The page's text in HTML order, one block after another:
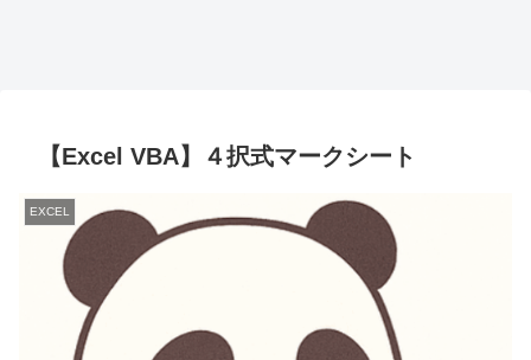
【Excel VBA】４択式マークシート
EXCEL